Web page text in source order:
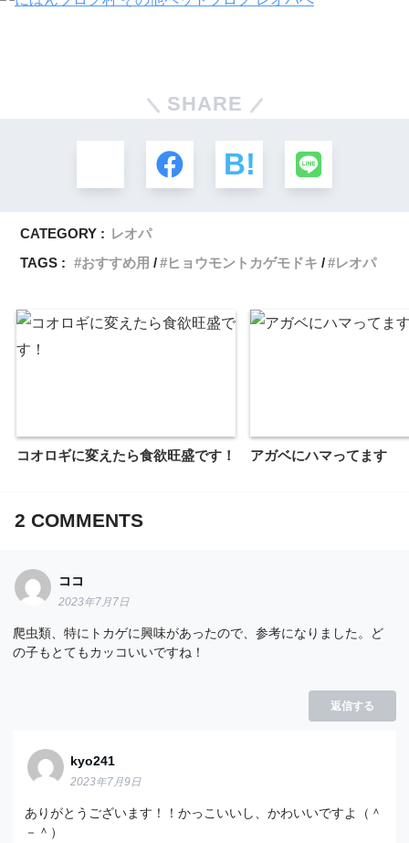
SHARE
CATEGORY : レオパ
TAGS :
おすすめ用 ヒョウモントカゲモドキ レオパ
コオロギに変えたら食欲旺盛です！ アガベにハマってます
2 COMMENTS
ココ
2023年7月7日
爬虫類、特にトカゲに興味があったので、参考になりました。ど
の子もとてもカッコいいですね！
返信する
kyo241
2023年7月9日
ありがとうございます！！かっこいいし、かわいいですよ（＾
－＾）